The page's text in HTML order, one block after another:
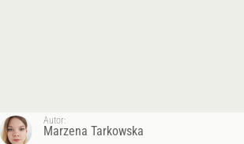
Autor:
Marzena Tarkowska